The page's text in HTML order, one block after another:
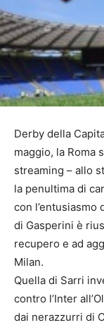
Derby della
maggio, la Roma
streaming – allo
la penultima di
con l’entusiasmo
di Gasperini è
recupero e ad
Milan.
Quella di Sarri
contro l’Inter
dai nerazzurri di